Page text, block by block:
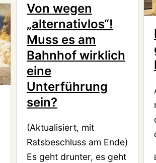
Von wegen
„alternativlos“!
Muss es am
Bahnhof wirklich
eine
Unterführung
sein?
(Aktualisiert, mit
Ratsbeschluss am Ende)
Es geht drunter, es geht